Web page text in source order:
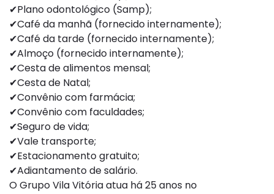
✔Plano odontológico (Samp);
✔Café da manhã (fornecido internamente);
✔Café da tarde (fornecido internamente);
✔Almoço (fornecido internamente);
✔Cesta de alimentos mensal;
✔Cesta de Natal;
✔Convênio com farmácia;
✔Convênio com faculdades;
✔Seguro de vida;
✔Vale transporte;
✔Estacionamento gratuito;
✔Adiantamento de salário.
O Grupo Vila Vitória atua há 25 anos no